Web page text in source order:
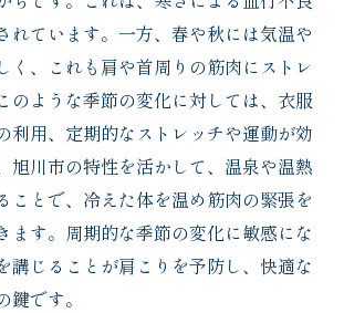
常を支える肩こり改善のアプロー
和２条での新しいライフスタイル
ない生活で得られる新たな発見
能な肩こり改善へのステップ
サポートを活用した肩こり対策
れています。一方、春や秋には気温や
く、これも肩や首周りの筋肉にストレ
のような季節の変化に対しては、衣服
利用、定期的なストレッチや運動が効
旭川市の特性を活かして、温泉や温熱
ことで、冷えた体を温め筋肉の緊張を
ます。周期的な季節の変化に敏感にな
講じることが肩こりを予防し、快適な
です。